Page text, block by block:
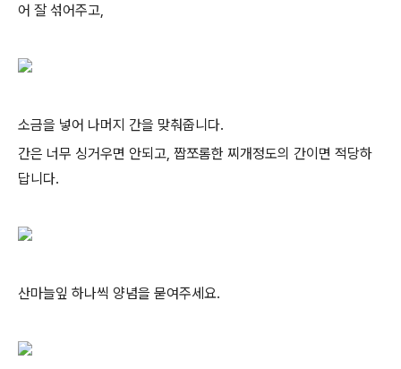
어 잘 섞어주고,
소금을 넣어 나머지 간을 맞춰줍니다.
간은 너무 싱거우면 안되고, 짭쪼롬한 찌개정도의 간이면 적당하
답니다.
산마늘잎 하나씩 양념을 묻여주세요.